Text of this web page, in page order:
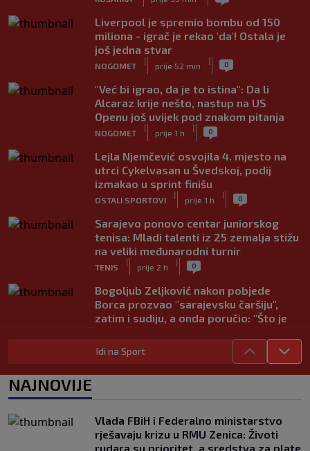
Liverpool je spremio bombu od 150
miliona - igrač je rekao 'da'! Ostala je
još jedna stvar
NOGOMET
|
prije 52 min
| 0
"Već bi igrao, da je to istina": Da li
Alcaraz krije nešto, nastup na US
Openu još uvijek pod znakom pitanja
NOGOMET
|
prije 1 h
| 0
Lejla Njemčević osvojila 4. mjesto na
utrci Cykelvasan u Švedskoj, podij
izmakao u sprint finišu
OSTALI SPORTOVI
|
prije 1 h
| 0
Sarajevo ponovo centar juniorskog
tenisa: Mladi talenti iz 25 zemalja stižu
na veliki međunarodni turnir
TENIS
|
prije 2 h
| 0
Bogoljub Zeljković nakon pobjede
Borca prozvao "sarajevsku čaršiju",
zatim i sudiju, a onda poručio: "Što je
Borac jači, buka je veća"
NOGOMET
Kerim Alajbegović tek stigao, a legende
Juventusa već oduševljene: "Može biti
Idi na Sport
NAJNOVIJE
Vlada FBiH i Federalno ministarstvo
rješavaju krizu u RMU Zenica: Životi
rudara su prioritet, a sredstva za plate